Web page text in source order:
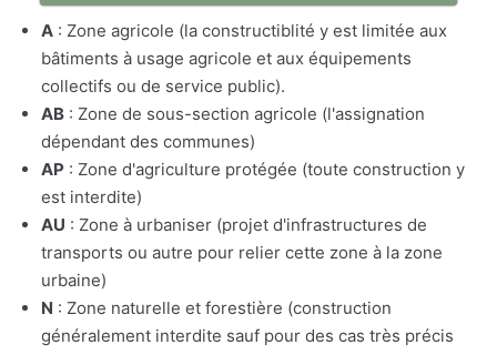
A : Zone agricole (la constructiblité y est limitée aux
bâtiments à usage agricole et aux équipements
collectifs ou de service public).
AB : Zone de sous-section agricole (l'assignation
dépendant des communes)
AP : Zone d'agriculture protégée (toute construction y
est interdite)
AU : Zone à urbaniser (projet d'infrastructures de
transports ou autre pour relier cette zone à la zone
urbaine)
N : Zone naturelle et forestière (construction
généralement interdite sauf pour des cas très précis